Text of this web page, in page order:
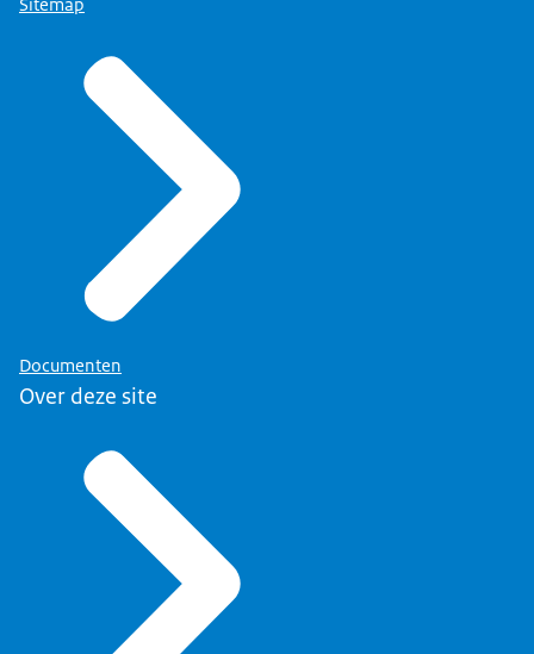
Sitemap
Documenten
Over deze site